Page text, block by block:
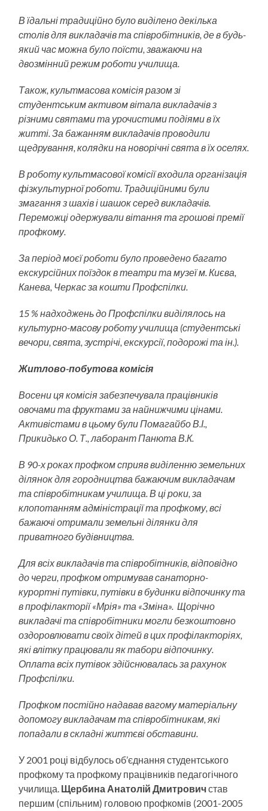
В їдальні традиційно було виділено декілька
столів для викладачів та співробітників, де в будь-
який час можна було поїсти, зважаючи на
двозмінний режим роботи училища.
Також, культмасова комісія разом зі
студентським активом вітала викладачів з
різними святами та урочистими подіями в їх
житті. За бажанням викладачів проводили
щедрування, колядки на новорічні свята в їх оселях.
В роботу культмасової комісії входила організація
фізкультурної роботи. Традиційними були
змагання з шахів і шашок серед викладачів.
Переможці одержували вітання та грошові премії
профкому.
За період моєї роботи було проведено багато
екскурсійних поїздок в театри та музеї м. Києва,
Канева, Черкас за кошти Профспілки.
15 % надходжень до Профспілки виділялось на
культурно-масову роботу училища (студентські
вечори, свята, зустрічі, екскурсії, подорожі та ін.).
Житлово-побутова комісія
Восени ця комісія забезпечувала працівників
овочами та фруктами за найнижчими цінами.
Активістами в цьому були Помагайбо В.І.,
Прикидько О. Т., лаборант Панюта В.К.
В 90-х роках профком сприяв виділенню земельних
ділянок для городництва бажаючим викладачам
та співробітникам училища. В ці роки, за
клопотанням адміністрації та профкому, всі
бажаючі отримали земельні ділянки для
приватного будівництва.
Для всіх викладачів та співробітників, відповідно
до черги, профком отримував санаторно-
курортні путівки, путівки в будинки відпочинку та
в профілакторії «Мрія» та «Зміна». Щорічно
викладачі та співробітники могли безкоштовно
оздоровлювати своїх дітей в цих профілакторіях,
які влітку працювали як табори відпочинку.
Оплата всіх путівок здійснювалась за рахунок
Профспілки.
Профком постійно надавав вагому матеріальну
допомогу викладачам та співробітникам, які
попадали в складні життєві обставини.
У 2001 році відбулось об’єднання студентського
профкому та профкому працівників педагогічного
училища. Щербина Анатолій Дмитровичстав
першим (спільним) головою профкомів (2001-2005